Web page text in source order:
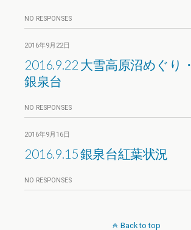
NO RESPONSES
2016年9月22日
2016.9.22 大雪高原沼めぐり・
銀泉台
NO RESPONSES
2016年9月16日
2016.9.15 銀泉台紅葉状況
NO RESPONSES
Back to top